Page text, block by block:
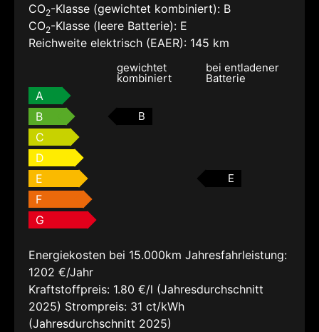
CO2-Klasse (gewichtet kombiniert): B
CO2-Klasse (leere Batterie): E
Reichweite elektrisch (EAER): 145 km
gewichtet
kombiniert
bei entladener
Batterie
A
B
B
C
D
E
E
F
G
Energiekosten bei 15.000km Jahresfahrleistung:
1202 €/Jahr
Kraftstoffpreis: 1.80 €/l (Jahresdurchschnitt
2025) Strompreis: 31 ct/kWh
(Jahresdurchschnitt 2025)